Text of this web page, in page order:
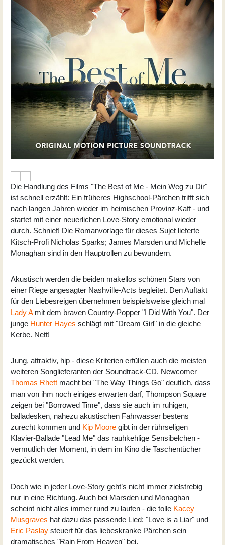
Die Handlung des Films "The Best of Me - Mein Weg zu Dir"
ist schnell erzählt: Ein früheres Highschool-Pärchen trifft sich
nach langen Jahren wieder im heimischen Provinz-Kaff - und
startet mit einer neuerlichen Love-Story emotional wieder
durch. Schnief! Die Romanvorlage für dieses Sujet lieferte
Kitsch-Profi Nicholas Sparks; James Marsden und Michelle
Monaghan sind in den Hauptrollen zu bewundern.
Akustisch werden die beiden makellos schönen Stars von
einer Riege angesagter Nashville-Acts begleitet. Den Auftakt
für den Liebesreigen übernehmen beispielsweise gleich mal
Lady Amit dem braven Country-Popper "I Did With You". Der
junge Hunter Hayes schlägt mit "Dream Girl" in die gleiche
Kerbe. Nett!
Jung, attraktiv, hip - diese Kriterien erfüllen auch die meisten
weiteren Songlieferanten der Soundtrack-CD. Newcomer
Thomas Rhett macht bei "The Way Things Go" deutlich, dass
man von ihm noch einiges erwarten darf, Thompson Square
zeigen bei "Borrowed Time", dass sie auch im ruhigen,
balladesken, nahezu akustischen Fahrwasser bestens
zurecht kommen und Kip Moore gibt in der rührseligen
Klavier-Ballade "Lead Me" das rauhkehlige Sensibelchen -
vermutlich der Moment, in dem im Kino die Taschentücher
gezückt werden.
Doch wie in jeder Love-Story geht’s nicht immer zielstrebig
nur in eine Richtung. Auch bei Marsden und Monaghan
scheint nicht alles immer rund zu laufen - die tolle Kacey
Musgraves hat dazu das passende Lied: "Love is a Liar" und
Eric Paslay steuert für das liebeskranke Pärchen sein
dramatisches "Rain From Heaven" bei.